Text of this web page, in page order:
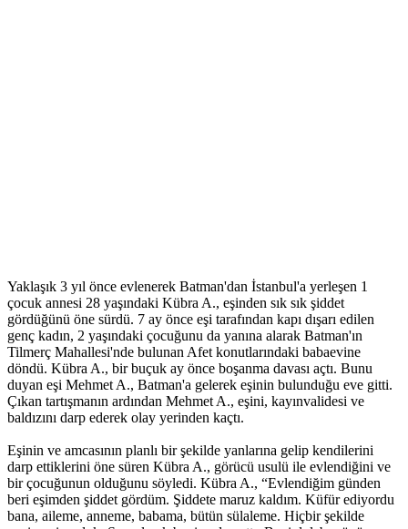
Yaklaşık 3 yıl önce evlenerek Batman'dan İstanbul'a yerleşen 1
çocuk annesi 28 yaşındaki Kübra A., eşinden sık sık şiddet
gördüğünü öne sürdü. 7 ay önce eşi tarafından kapı dışarı edilen
genç kadın, 2 yaşındaki çocuğunu da yanına alarak Batman'ın
Tilmerç Mahallesi'nde bulunan Afet konutlarındaki babaevine
döndü. Kübra A., bir buçuk ay önce boşanma davası açtı. Bunu
duyan eşi Mehmet A., Batman'a gelerek eşinin bulunduğu eve gitti.
Çıkan tartışmanın ardından Mehmet A., eşini, kayınvalidesi ve
baldızını darp ederek olay yerinden kaçtı.
Eşinin ve amcasının planlı bir şekilde yanlarına gelip kendilerini
darp ettiklerini öne süren Kübra A., görücü usulü ile evlendiğini ve
bir çocuğunun olduğunu söyledi. Kübra A., “Evlendiğim günden
beri eşimden şiddet gördüm. Şiddete maruz kaldım. Küfür ediyordu
bana, aileme, anneme, babama, bütün sülaleme. Hiçbir şekilde